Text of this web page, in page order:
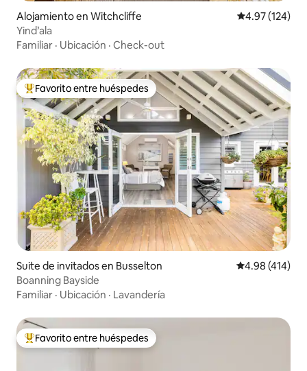
Alojamiento en Witchcliffe Calificación
4.97 (124)
Yind’ala
Familiar · Ubicación · Check-out
Favorito entre huéspedes preferido
Favorito entre huéspedes
Suite de invitados en Busselton Calificación
4.98 (414)
Boanning Bayside
Familiar · Ubicación · Lavandería
Favorito entre huéspedes preferido
Favorito entre huéspedes